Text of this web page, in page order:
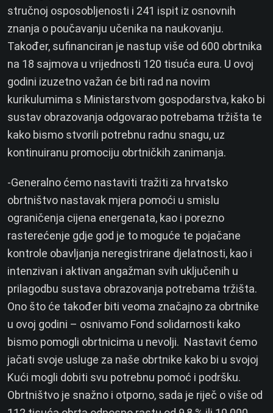
stručnoj osposobljenosti i 241 ispit iz osnovnih
znanja o poučavanju učenika na naukovanju.
Također, sufinanciran je nastup više od 600 obrtnika
na 18 sajmova u vrijednosti 120 tisuća eura. U ovoj
godini izuzetno važan će biti rad na novim
kurikulumima s Ministarstvom gospodarstva, kako bi
sustav obrazovanja odgovarao potrebama tržišta te
kako bismo stvorili potrebnu radnu snagu, uz
kontinuiranu promociju obrtničkih zanimanja.
-Generalno ćemo nastaviti tražiti za hrvatsko
obrtništvo nastavak mjera pomoći u smislu
ograničenja cijena energenata, kao i porezno
rasterećenje gdje god je to moguće te pojačane
kontrole obavljanja neregistrirane djelatnosti, kao i
intenzivan i aktivan angažman svih uključenih u
prilagodbu sustava obrazovanja potrebama tržišta.
Ono što će također biti veoma značajno za obrtnike
u ovoj godini – osnivamo Fond solidarnosti kako
bismo pomogli obrtnicima u nevolji. Nastavit ćemo
jačati svoje usluge za naše obrtnike kako bi u svojoj
Kući mogli dobiti svu potrebnu pomoć i podršku.
Obrtništvo je snažno i otporno, sada je riječ o više od